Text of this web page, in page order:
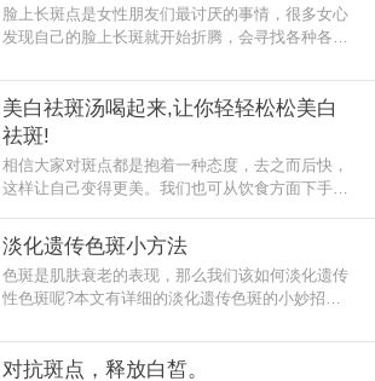
脸上长斑点是女性朋友们最讨厌的事情，很多女心
发现自己的脸上长斑就开始折腾，会寻找各种各样
其实，祛斑的方法有很多很多，
美白祛斑汤喝起来,让你轻轻松松美白
祛斑!
相信大家对斑点都是抱着一种态度，去之而后快，
这样让自己变得更美。我们也可从饮食方面下手美
斑汤，希望帮到你。
淡化遗传色斑小方法
色斑是肌肤衰老的表现，那么我们该如何淡化遗传
性色斑呢?本文有详细的淡化遗传色斑的小妙招，
对抗斑点，释放白皙。